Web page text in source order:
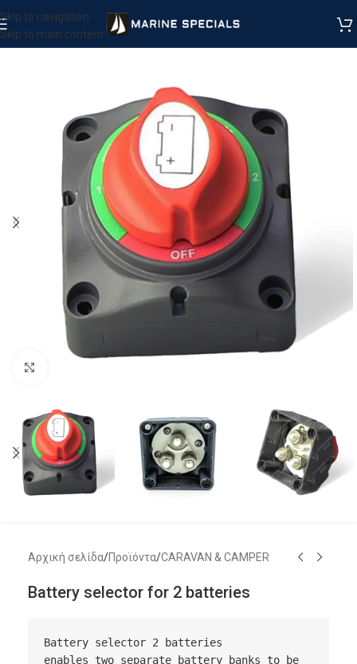
Skip to navigation
Skip to main content
Αρχική σελίδα/Προϊόντα/CARAVAN & CAMPER
Battery selector for 2 batteries
Battery selector 2 batteries
enables two separate battery banks to be